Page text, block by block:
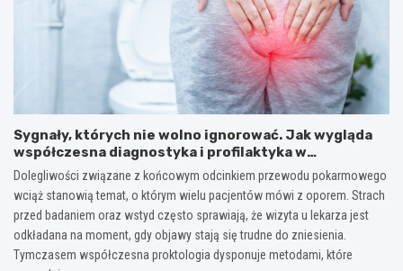
Sygnały, których nie wolno ignorować. Jak wygląda
współczesna diagnostyka i profilaktyka w
proktologii?
Dolegliwości związane z końcowym odcinkiem przewodu pokarmowego
wciąż stanowią temat, o którym wielu pacjentów mówi z oporem. Strach
przed badaniem oraz wstyd często sprawiają, że wizyta u lekarza jest
odkładana na moment, gdy objawy stają się trudne do zniesienia.
Tymczasem współczesna proktologia dysponuje metodami, które